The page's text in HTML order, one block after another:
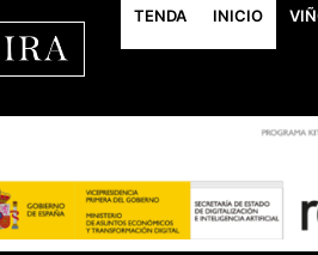
TENDA INICIO